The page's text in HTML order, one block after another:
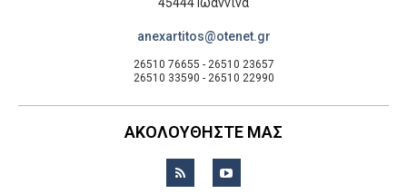
anexartitos@otenet.gr
26510 76655 - 26510 23657
26510 33590 - 26510 22990
ΑΚΟΛΟΥΘΗΣΤΕ ΜΑΣ